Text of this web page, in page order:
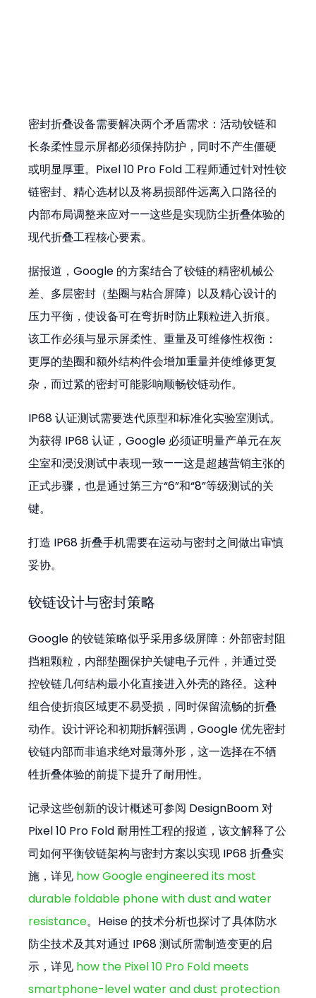
密封折叠设备需要解决两个矛盾需求：活动铰链和
长条柔性显示屏都必须保持防护，同时不产生僵硬
或明显厚重。Pixel 10 Pro Fold 工程师通过针对性铰
链密封、精心选材以及将易损部件远离入口路径的
内部布局调整来应对——这些是实现防尘折叠体验的
现代折叠工程核心要素。
据报道，Google 的方案结合了铰链的精密机械公
差、多层密封（垫圈与粘合屏障）以及精心设计的
压力平衡，使设备可在弯折时防止颗粒进入折痕。
该工作必须与显示屏柔性、重量及可维修性权衡：
更厚的垫圈和额外结构件会增加重量并使维修更复
杂，而过紧的密封可能影响顺畅铰链动作。
IP68 认证测试需要迭代原型和标准化实验室测试。
为获得 IP68 认证，Google 必须证明量产单元在灰
尘室和浸没测试中表现一致——这是超越营销主张的
正式步骤，也是通过第三方“6”和“8”等级测试的关
键。
打造 IP68 折叠手机需要在运动与密封之间做出审慎
妥协。
铰链设计与密封策略
Google 的铰链策略似乎采用多级屏障：外部密封阻
挡粗颗粒，内部垫圈保护关键电子元件，并通过受
控铰链几何结构最小化直接进入外壳的路径。这种
组合使折痕区域更不易受损，同时保留流畅的折叠
动作。设计评论和初期拆解强调，Google 优先密封
铰链内部而非追求绝对最薄外形，这一选择在不牺
牲折叠体验的前提下提升了耐用性。
记录这些创新的设计概述可参阅 DesignBoom 对
Pixel 10 Pro Fold 耐用性工程的报道，该文解释了公
司如何平衡铰链架构与密封方案以实现 IP68 折叠实
施，详见 how Google engineered its most
durable foldable phone with dust and water
resistance。Heise 的技术分析也探讨了具体防水
防尘技术及其对通过 IP68 测试所需制造变更的启
示，详见 how the Pixel 10 Pro Fold meets
smartphone-level water and dust protection